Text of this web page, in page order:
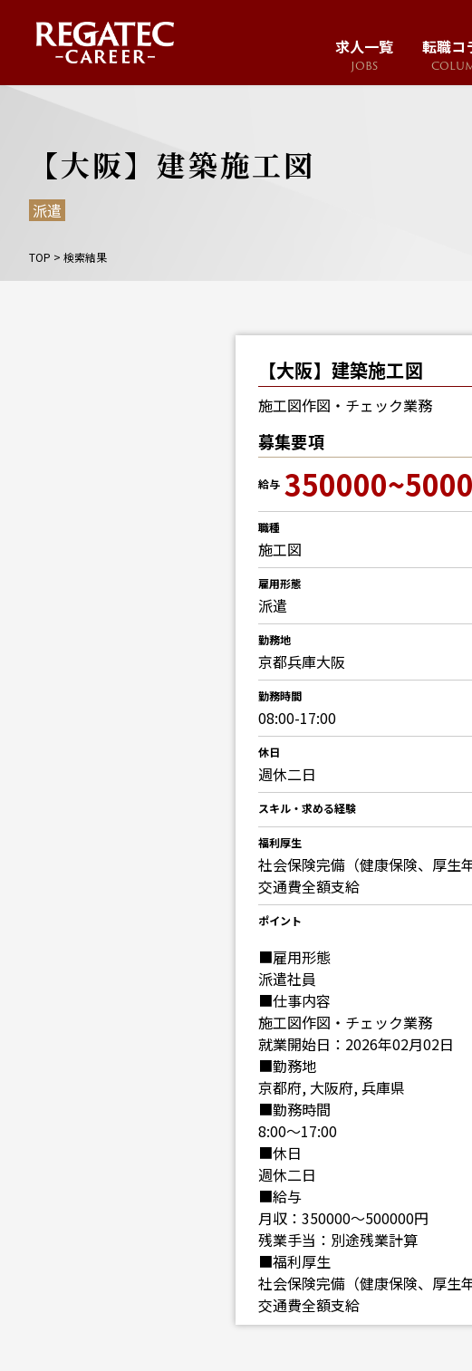
求人一覧
JOBS
転職コ
【大阪】建築施工図
派遣
TOP > 検索結果
【大阪】建築施工図
施工図作図・チェック業務
募集要項
給与
職種
施工図
雇用形態
派遣
勤務地
京都兵庫大阪
勤務時間
08:00-17:00
休日
週休二日
スキル・求める経験
福利厚生
社会保険完備（健康保険、厚生
交通費全額支給
ポイント
■雇用形態
派遣社員
■仕事内容
施工図作図・チェック業務
就業開始日：2026年02月02日
■勤務地
京都府, 大阪府, 兵庫県
■勤務時間
8:00～17:00
■休日
週休二日
■給与
月収：350000～500000円
残業手当：別途残業計算
■福利厚生
社会保険完備（健康保険、厚生
交通費全額支給